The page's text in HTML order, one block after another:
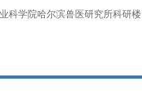
科学院哈尔滨兽医研究所科研楼